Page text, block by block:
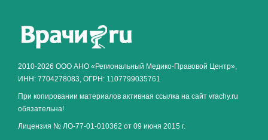
2010-2026 ООО АНО «Региональный Медико-Правовой Центр»,
ИНН: 7704278083, ОГРН: 1107799035761
При копировании материалов активная ссылка на сайт vrachy.ru
обязательна!
Лицензия № ЛО-77-01-010362 от 09 июня 2015 г.